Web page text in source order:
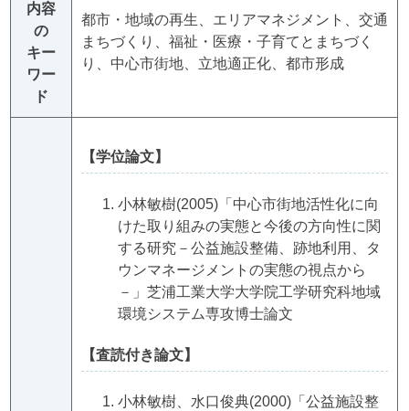
内容
の
キー
ワー
ド
都市・地域の再生、エリアマネジメント、交通
まちづくり、福祉・医療・子育てとまちづく
り、中心市街地、立地適正化、都市形成
【学位論文】
小林敏樹(2005)「中心市街地活性化に向
けた取り組みの実態と今後の方向性に関
する研究－公益施設整備、跡地利用、タ
ウンマネージメントの実態の視点から
－」芝浦工業大学大学院工学研究科地域
環境システム専攻博士論文
【査読付き論文】
小林敏樹、水口俊典(2000)「公益施設整